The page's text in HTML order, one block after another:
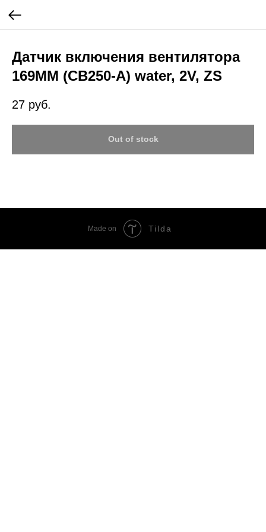
Датчик включения вентилятора
169MM (CB250-A) water, 2V, ZS
27 руб.
Out of stock
Made on Tilda